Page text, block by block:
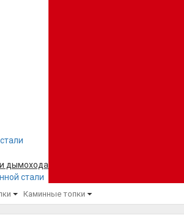
дымохода
стали
Каминные топки